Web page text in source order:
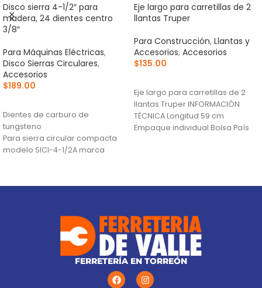
Disco sierra 4-1/2″ para
madera, 24 dientes centro
3/8″
Para Máquinas Eléctricas,
Disco Sierras Circulares,
Accesorios
$189.00
Dientes de carburo de
tungsteno
Para sierra circular compacta
modelo SICI-4-1/2A marca
Eje largo para carretillas de 2
llantas Truper
Para Construcción, Llantas y
Accesorios, Accesorios
$135.00
Eje largo para carretillas de 2
llantas Truper INFORMACIÓN
TÉCNICA Longitud 59 cm
Empaque individual Bolsa País
FERRETERÍA EN TORREÓN